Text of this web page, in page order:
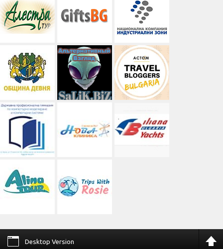
Desktop Version